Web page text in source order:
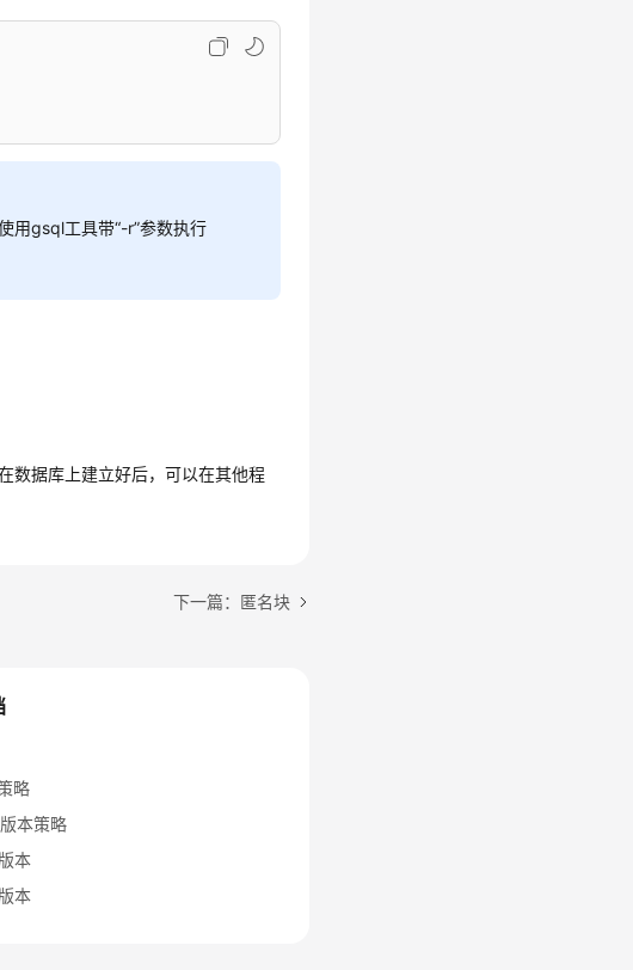
用gsql工具带“-r”参数执行
数据库上建立好后，可以在其他程
下一篇：匿名块
略
本策略
本
本